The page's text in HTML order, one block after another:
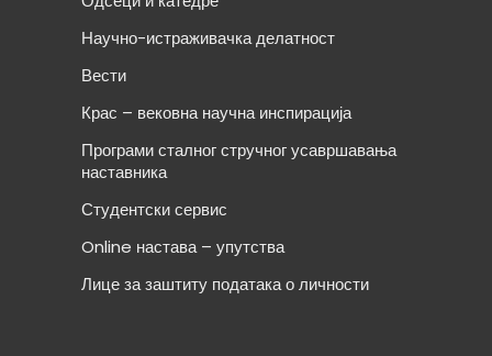
Научно-истраживачка делатност
Вести
Крас – вековна научна инспирација
Програми сталног стручног усавршавања
наставника
Студентски сервис
Online настава – упутства
Лице за заштиту података о личности